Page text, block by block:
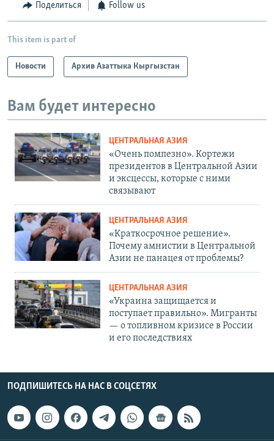
Поделиться Follow us
This item is part of
Новости Архив Азаттыка Кыргызстан
Вам будет интересно
ЦЕНТРАЛЬНАЯ АЗИЯ
«Очень помпезно». Кортежи
президентов в Центральной Азии
и эксцессы, которые с ними
связывают
ЦЕНТРАЛЬНАЯ АЗИЯ
«Краткосрочное решение».
Почему амнистии в Центральной
Азии не панацея от проблемы?
ЦЕНТРАЛЬНАЯ АЗИЯ
«Украина защищается и
поступает правильно». Мигранты
— о топливном кризисе в России
и его последствиях
ПОДПИШИТЕСЬ НА НАС В СОЦСЕТЯХ